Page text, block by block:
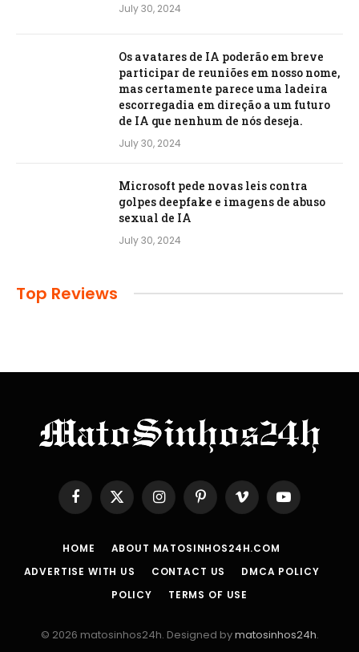
July 30, 2024
Os avatares de IA poderão em breve
participar de reuniões em nosso nome,
mas certamente parece uma ladeira
escorregadia em direção a um futuro
de IA que nenhum de nós deseja.
July 30, 2024
Microsoft pede novas leis contra
golpes deepfake e imagens de abuso
sexual de IA
July 30, 2024
Top Reviews
Facebook
X
(Twitter)
InstagramPinterestVimeo YouTube
HOME
ABOUT MATOSINHOS24H.COM
ADVERTISE WITH US
CONTACT US
DMCA POLICY
POLICY
TERMS OF USE
© 2026 matosinhos24h. Designed bymatosinhos24h.